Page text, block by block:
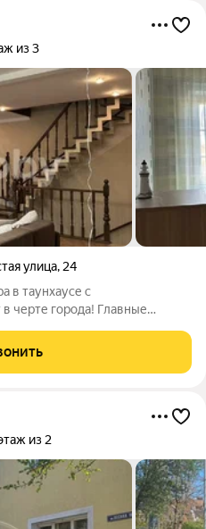
из 3
улица, 24
в таунхаусе с
черте города! Главные
(можно сделать баню!)
отопление +
из 2